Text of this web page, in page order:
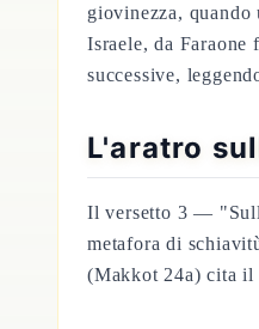
giovinezza,
Israele, da
successive,
L'aratro
Il versetto 3 —
metafora di
(Makkot 24a) cita il